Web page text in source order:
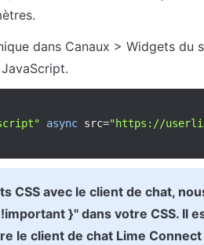
dans Canaux > Widgets du
async src="https://userlike-
CSS avec le client de chat,
}" dans votre CSS. Il
le client de chat Lime